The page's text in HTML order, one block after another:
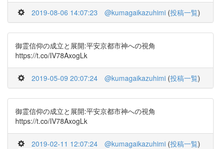
2019-08-06 14:07:23 @kumagaikazuhimi (投稿一覧)
御霊信仰の成立と展開:平安京都市神への視角
https://t.co/IV78AxogLk
2019-05-09 20:07:24 @kumagaikazuhimi (投稿一覧)
御霊信仰の成立と展開:平安京都市神への視角
https://t.co/IV78AxogLk
2019-02-11 12:07:24 @kumagaikazuhimi (投稿一覧)